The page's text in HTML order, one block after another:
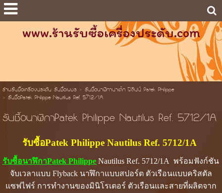
www.ร้านรับซื้อเครื่องประดับ.com
ร้านรับซื้อเครื่องประดับ รับซื้อเพชร> รับซื้อนาฬิกาปาเต็ก ฟิลิปป์ Patek Philippe
> รับซื้อPatek Philippe Nautilus Ref. 5712/1A
รับซื้อนาฬิกาPatek Philippe Nautilus Ref. 5712/1A
รับซื้อPatek Philippe Nautilus Ref. 5712/1A
รับซื้อนาฬิกาPatek Philippe Nautilus Ref. 5712/1A พร้อมฟังก์ชัน
จับเวลาแบบ Flyback นาฬิกาแบบสปอร์ต ตัวเรือนแบบคริสตัล
แซฟไฟร์ การทำงานของมินิโรเตอร์ ตัวเรือนและสายที่ผลิตจาก